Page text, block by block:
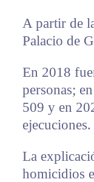
A partir de
Palacio de
En 2018
personas;
509 y en
ejecuciones.
La
homicidios